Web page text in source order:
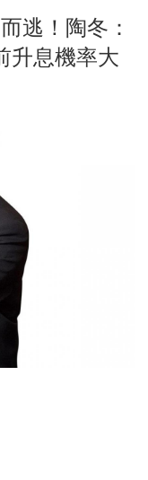
逃！陶冬：
息機率大